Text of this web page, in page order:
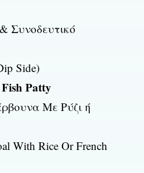
Συνοδευτικό
Side)
Patty
Με Ρύζι ή
With Rice Or French